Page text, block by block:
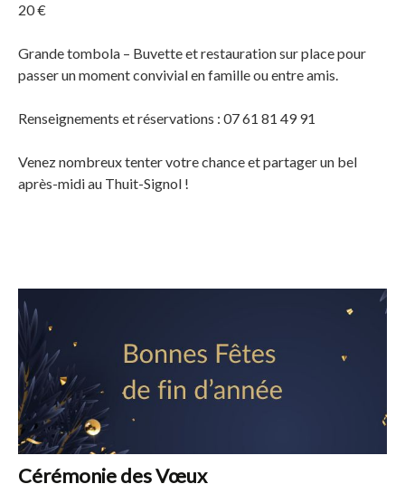
20 €
Grande tombola – Buvette et restauration sur place pour
passer un moment convivial en famille ou entre amis.
Renseignements et réservations : 07 61 81 49 91
Venez nombreux tenter votre chance et partager un bel
après-midi au Thuit-Signol !
Cérémonie des Vœux